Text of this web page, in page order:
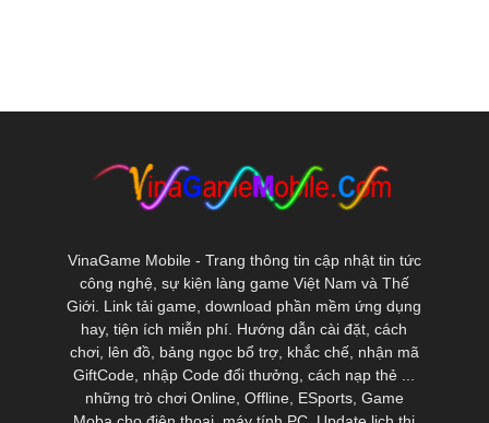
VinaGame Mobile - Trang thông tin cập nhật tin tức
công nghệ, sự kiện làng game Việt Nam và Thế
Giới. Link tải game, download phần mềm ứng dụng
hay, tiện ích miễn phí. Hướng dẫn cài đặt, cách
chơi, lên đồ, bảng ngọc bổ trợ, khắc chế, nhận mã
GiftCode, nhập Code đổi thưởng, cách nạp thẻ ...
những trò chơi Online, Offline, ESports, Game